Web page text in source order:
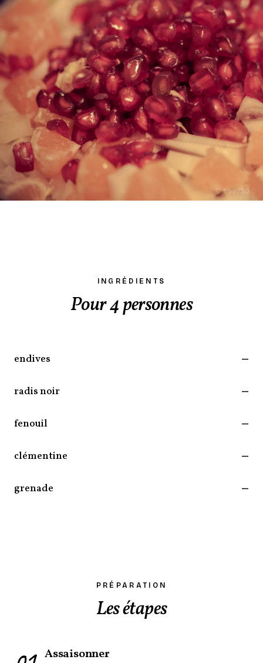
INGRÉDIENTS
Pour 4 personnes
endives —
radis noir —
fenouil —
clémentine —
grenade —
PRÉPARATION
Les étapes
Assaisonner